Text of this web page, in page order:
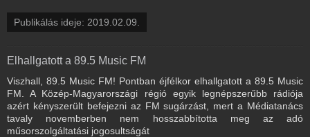
Publikálás ideje: 2019.02.09.
Elhallgatott a 89.5 Music FM
Viszhall, 89.5 Music FM! Pontban éjfélkor elhallgatott a 89.5 Music
FM. A Közép-Magyarországi régió egyik legnépszerűbb rádiója
azért kényszerült befejezni az FM sugárzást, mert a Médiatanács
tavaly novemberben nem hosszabbította meg az adó
műsorszolgáltatási jogosultságát